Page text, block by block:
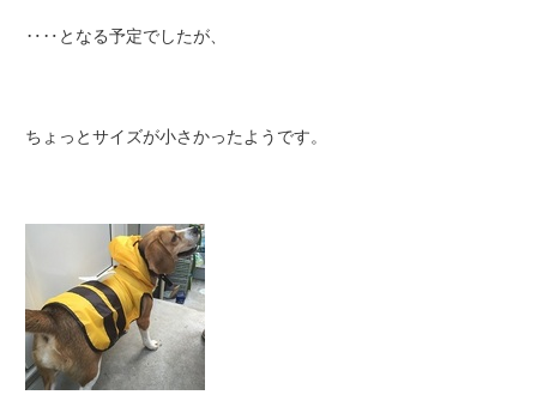
‥‥となる予定でしたが、
ちょっとサイズが小さかったようです。